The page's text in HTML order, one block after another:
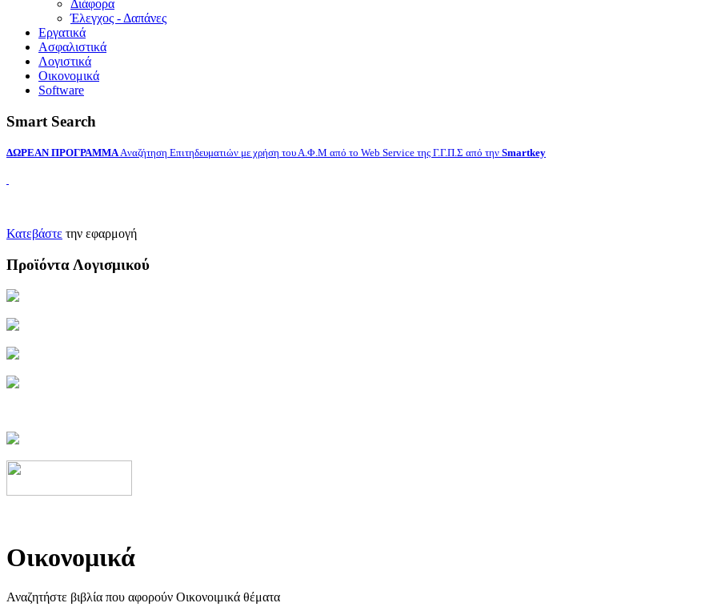
Διάφορα
Έλεγχος - Δαπάνες
Εργατικά
Ασφαλιστικά
Λογιστικά
Οικονομικά
Software
Smart Search
ΔΩΡΕΑΝ ΠΡΟΓΡΑΜΜΑAναζήτηση Επιτηδευματιών με χρήση του Α.Φ.Μ από το Web Service της Γ.Γ.Π.Σ από την Smartkey
Κατεβάστε την εφαρμογή
Προϊόντα Λογισμικού
Οικονομικά
Αναζητήστε βιβλία που αφορούν Οικονοιμικά θέματα